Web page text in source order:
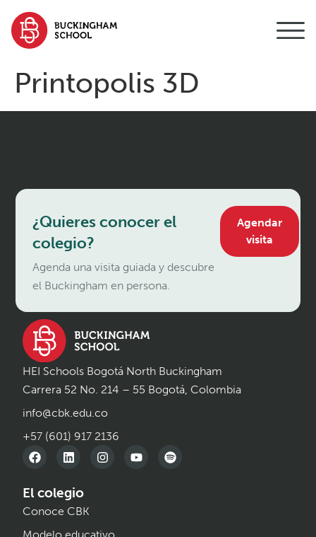
contenido
Printopolis 3D
¿Quieres conocer el
colegio?
Agenda una visita guiada y descubre
el Buckingham en persona.
Agendar
visita
HEI Schools Bogotá North Buckingham
Carrera 52 No. 214 – 55 Bogotá, Colombia
info@cbk.edu.co
+57 (601) 917 2136
El colegio
Conoce CBK